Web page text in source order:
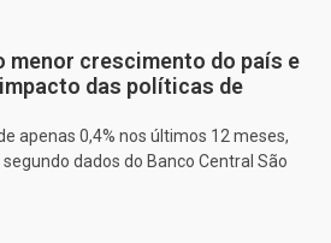
menor crescimento do país e
das políticas de
apenas 0,4% nos últimos 12 meses,
dados do Banco Central São